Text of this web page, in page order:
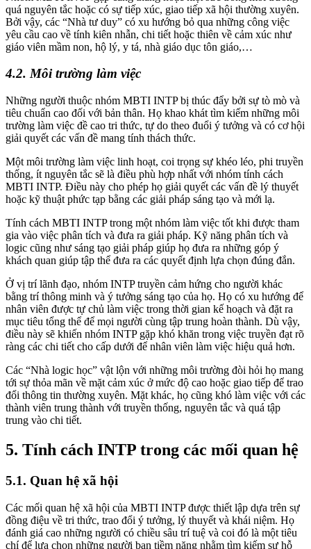
quá nguyên tắc hoặc có sự tiếp xúc, giao tiếp xã hội thường xuyên.
Bởi vậy, các “Nhà tư duy” có xu hướng bỏ qua những công việc
yêu cầu cao về tính kiên nhẫn, chi tiết hoặc thiên về cảm xúc như
giáo viên mầm non, hộ lý, y tá, nhà giáo dục tôn giáo,…
4.2. Môi trường làm việc
Những người thuộc nhóm MBTI INTP bị thúc đẩy bởi sự tò mò và
tiêu chuẩn cao đối với bản thân. Họ khao khát tìm kiếm những môi
trường làm việc đề cao tri thức, tự do theo đuổi ý tưởng và có cơ hội
giải quyết các vấn đề mang tính thách thức.
Một môi trường làm việc linh hoạt, coi trọng sự khéo léo, phi truyền
thống, ít nguyên tắc sẽ là điều phù hợp nhất với nhóm tính cách
MBTI INTP. Điều này cho phép họ giải quyết các vấn đề lý thuyết
hoặc kỹ thuật phức tạp bằng các giải pháp sáng tạo và mới lạ.
Tính cách MBTI INTP trong một nhóm làm việc tốt khi được tham
gia vào việc phân tích và đưa ra giải pháp. Kỹ năng phân tích và
logic cũng như sáng tạo giải pháp giúp họ đưa ra những góp ý
khách quan giúp tập thể đưa ra các quyết định lựa chọn đúng đắn.
Ở vị trí lãnh đạo, nhóm INTP truyền cảm hứng cho người khác
bằng trí thông minh và ý tưởng sáng tạo của họ. Họ có xu hướng để
nhân viên được tự chủ làm việc trong thời gian kế hoạch và đặt ra
mục tiêu tổng thể để mọi người cùng tập trung hoàn thành. Dù vậy,
điều này sẽ khiến nhóm INTP gặp khó khăn trong việc truyền đạt rõ
ràng các chi tiết cho cấp dưới để nhân viên làm việc hiệu quả hơn.
Các “Nhà logic học” vật lộn với những môi trường đòi hỏi họ mang
tới sự thỏa mãn về mặt cảm xúc ở mức độ cao hoặc giao tiếp để trao
đổi thông tin thường xuyên. Mặt khác, họ cũng khó làm việc với các
thành viên trung thành với truyền thống, nguyên tắc và quá tập
trung vào chi tiết.
5. Tính cách INTP trong các mối quan hệ
5.1. Quan hệ xã hội
Các mối quan hệ xã hội của MBTI INTP được thiết lập dựa trên sự
đồng điệu về tri thức, trao đổi ý tưởng, lý thuyết và khái niệm. Họ
đánh giá cao những người có chiều sâu trí tuệ và coi đó là một tiêu
chí để lựa chọn những người bạn tiềm năng nhằm tìm kiếm sự hỗ